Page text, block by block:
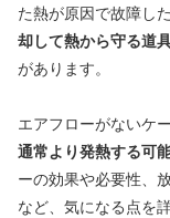
た熱が原因で故障し
却して熱から守る道具
があります。
エアフローがないケ
通常より発熱する可
ーの効果や必要性、
など、気になる点を